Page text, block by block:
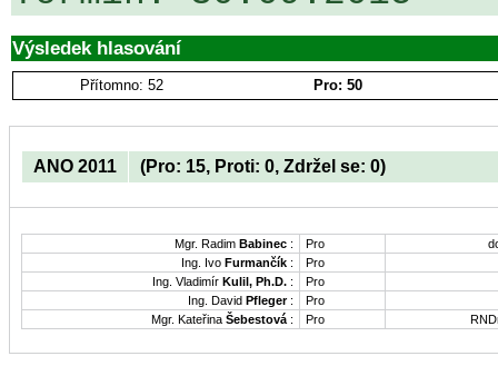
Výsledek hlasování
Přítomno: 52 Pro: 50
ANO 2011 (Pro: 15, Proti: 0, Zdržel se: 0)
Mgr. Radim Babinec : Pro
Ing. Ivo Furmančík :
Pro
Ing. Vladimír Kulil, Ph.D. :
Pro
Ing. David Pfleger:
Pro
Mgr. Kateřina Šebestová : Pro